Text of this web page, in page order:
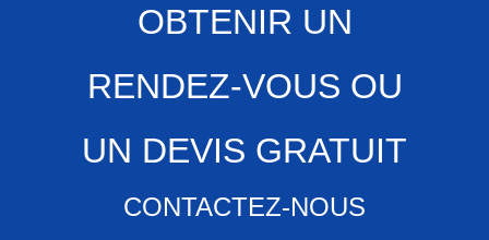
OBTENIR UN
RENDEZ-VOUS OU
UN DEVIS GRATUIT
CONTACTEZ-NOUS